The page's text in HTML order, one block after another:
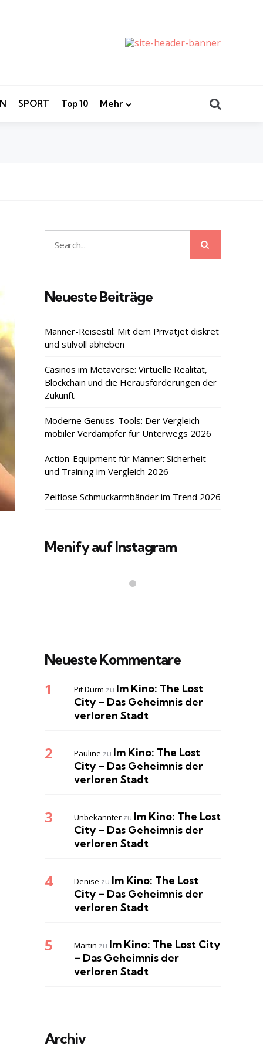
SPORT Top 10 Mehr
Search
for:
Neueste Beiträge
Männer-Reisestil: Mit dem Privatjet diskret
und stilvoll abheben
Casinos im Metaverse: Virtuelle Realität,
Blockchain und die Herausforderungen der
Zukunft
Moderne Genuss-Tools: Der Vergleich
mobiler Verdampfer für Unterwegs 2026
Action-Equipment für Männer: Sicherheit
und Training im Vergleich 2026
Zeitlose Schmuckarmbänder im Trend 2026
Menify auf Instagram
Neueste Kommentare
Pit Durm zu Im Kino: The Lost
City – Das Geheimnis der
verloren Stadt
Pauline zu Im Kino: The Lost
City – Das Geheimnis der
verloren Stadt
Unbekannter zu Im Kino: The Lost
City – Das Geheimnis der
verloren Stadt
Denise zu Im Kino: The Lost
City – Das Geheimnis der
verloren Stadt
Martin zu Im Kino: The Lost City
– Das Geheimnis der
verloren Stadt
Archiv